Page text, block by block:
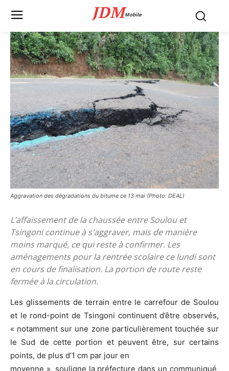
JDMMobile
Aggravation des dégradations du bitume ce 13 mai (Photo: DEAL)
L’affaissement de la chaussée entre Soulou et
Tsingoni continue à s'aggraver, mais de manière
moins marqué, ce qui reste à confirmer. Les
aménagements pour la rentrée scolaire ce lundi sont
en cours de finalisation. La portion de route reste
fermée à la circulation.
Les glissements de terrain entre le carrefour de Soulou
et le rond-point de Tsingoni continuent d’être observés,
« notamment sur une zone particulièrement touchée sur
le Sud de cette portion et peuvent être, sur certains
points, de plus d’1 cm par jour en
moyenne », souligne la préfecture dans un communiqué,